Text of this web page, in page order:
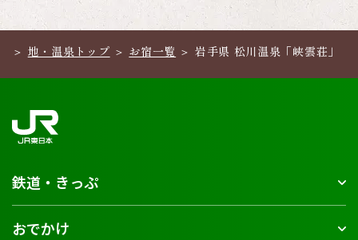
地・温泉トップ お宿一覧 岩手県 松川温泉「峡雲荘」
鉄道・きっぷ
おでかけ